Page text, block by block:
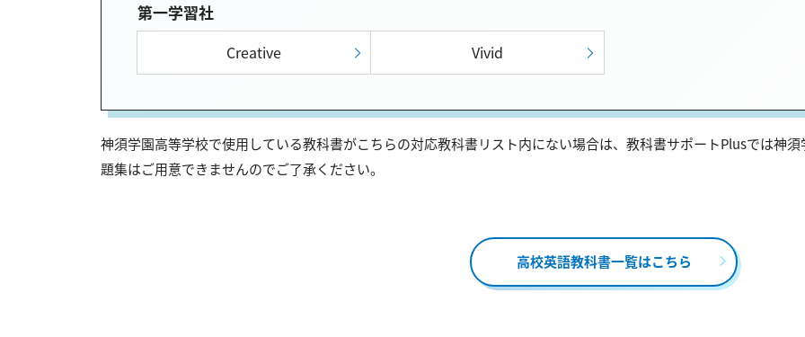
第一学習社
Creative Vivid
神須学園高等学校で使用している教科書がこちらの対応教科書リスト内にない場合は、教科書サポートPlusでは神
題集はご用意できませんのでご了承ください。
高校英語教科書一覧はこちら